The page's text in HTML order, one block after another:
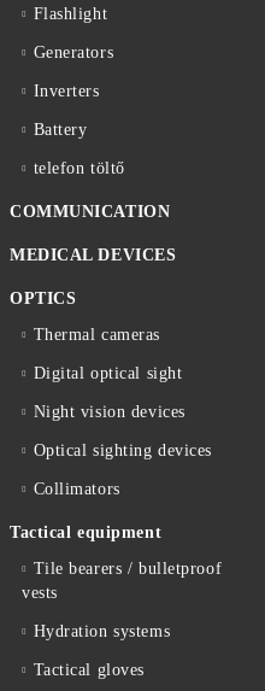
Flashlight
Generators
Inverters
Battery
telefon töltő
COMMUNICATION
MEDICAL DEVICES
OPTICS
Thermal cameras
Digital optical sight
Night vision devices
Optical sighting devices
Collimators
Tactical equipment
Tile bearers / bulletproof
vests
Hydration systems
Tactical gloves